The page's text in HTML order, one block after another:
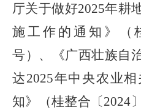
厅关于做好2025年耕
施工作的通知 》
号）、
《广西壮族自
达2025年中央农业
知》（桂整合 〔 2024 〕